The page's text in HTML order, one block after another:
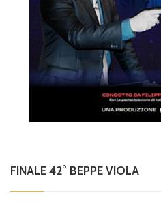
FINALE 42° BEPPE VIOLA